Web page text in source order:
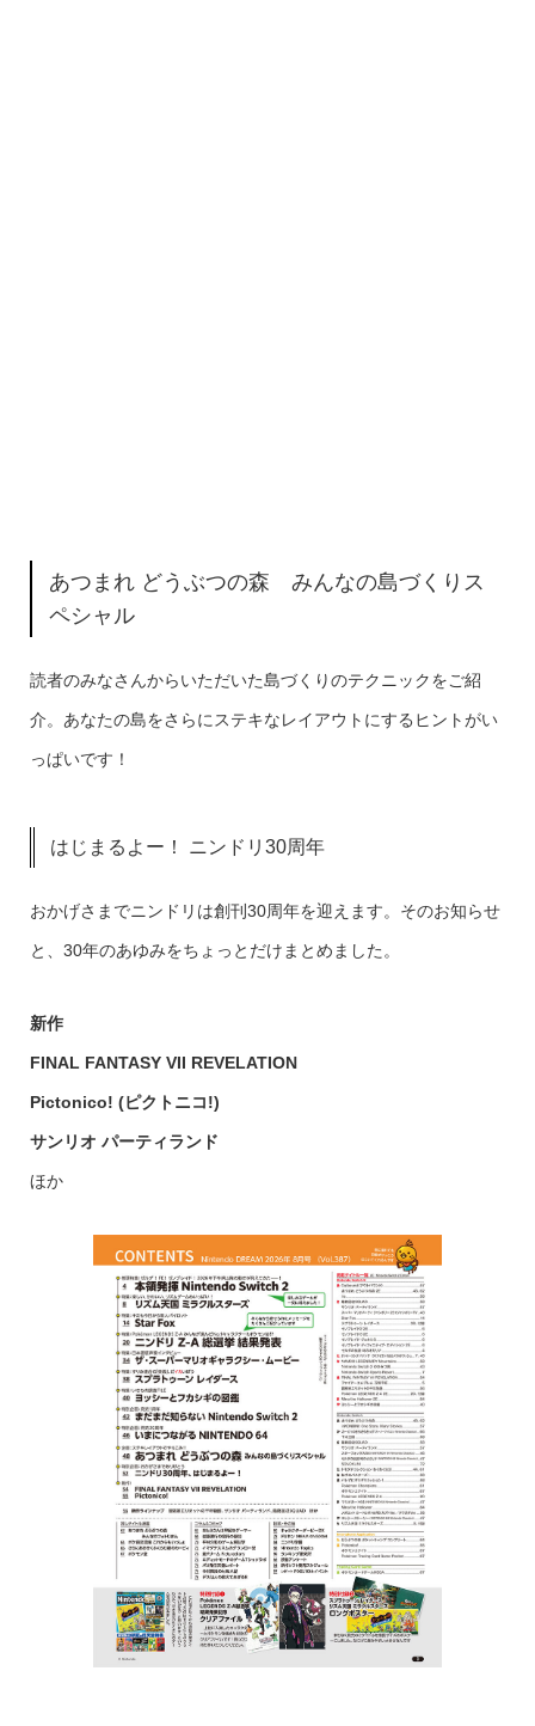
あつまれ どうぶつの森 みんなの島づくりス
ペシャル
読者のみなさんからいただいた島づくりのテクニックをご紹
介。あなたの島をさらにステキなレイアウトにするヒントがい
っぱいです！
はじまるよー！ ニンドリ30周年
おかげさまでニンドリは創刊30周年を迎えます。そのお知らせ
と、30年のあゆみをちょっとだけまとめました。
新作
FINAL FANTASY VII REVELATION
Pictonico! (ピクトニコ!)
サンリオ パーティランド
ほか